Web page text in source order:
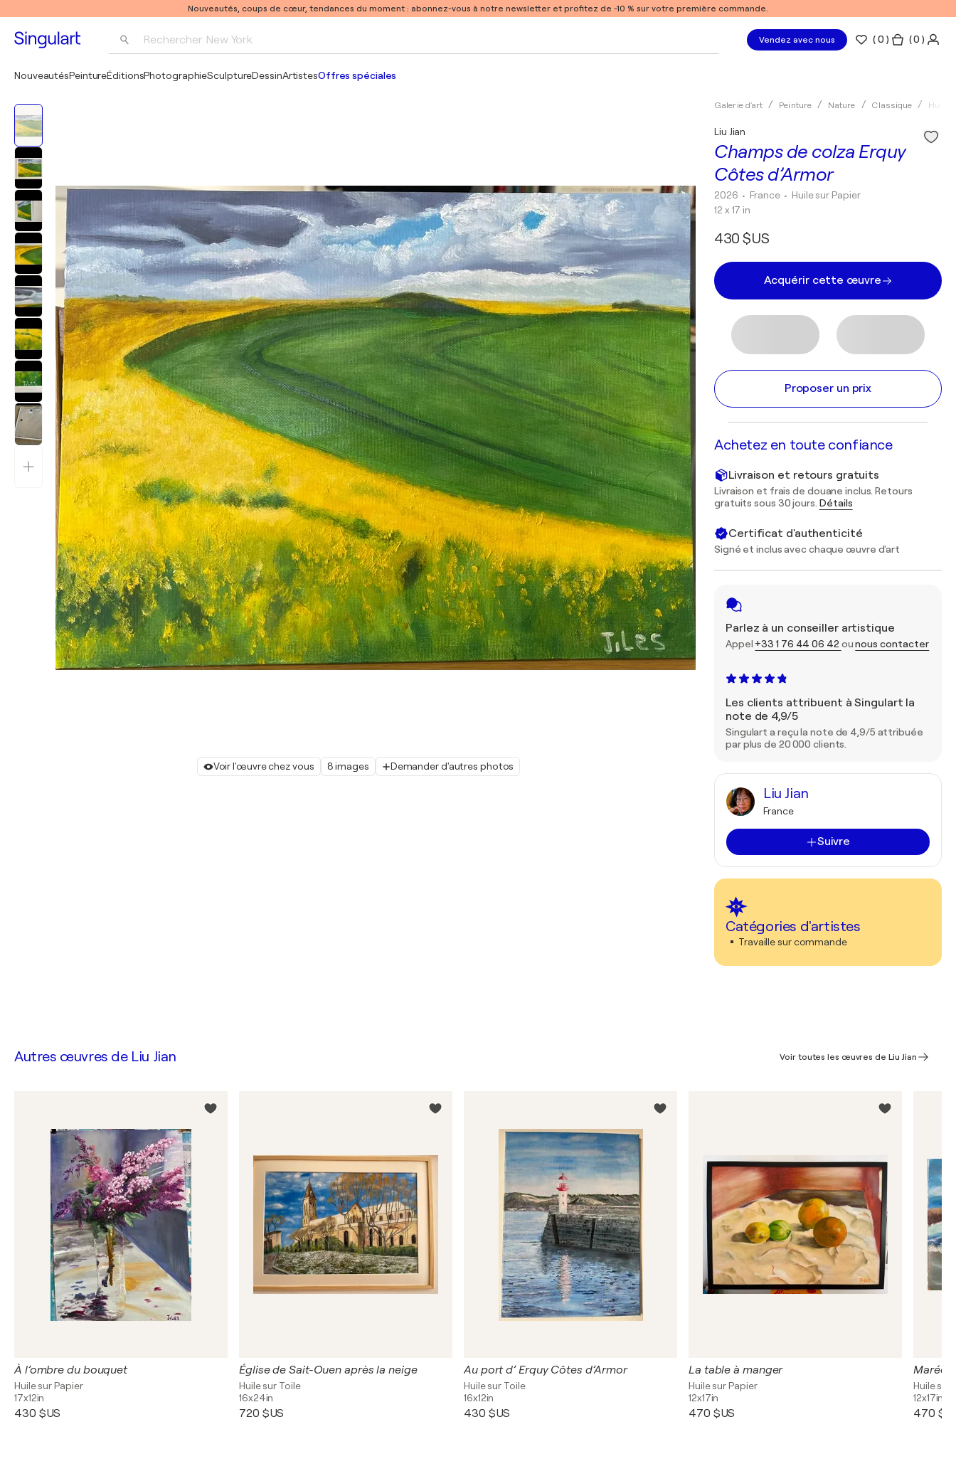
Nouveautés, coups de cœur, tendances du moment : abonnez-vous à notre newsletter et profitez de -10 % sur votre première commande.
Rechercher New York Vendez avec nous (0 ) ( 0 )
NouveautésPeintureÉditionsPhotographieSculptureDessinArtistesOffres spéciales
Voir l'œuvre chez vous 8 images Demander d'autres photos
Galerie d'art Peinture Nature Classique Huile
Champs de colza Erquy
Côtes d’Armor
Liu Jian
2026 • France • Huile sur Papier
12 x 17 in
430 $US
Acquérir cette œuvre
Proposer un prix
Achetez en toute confiance
Livraison et retours gratuits
Livraison et frais de douane inclus. Retours
gratuits sous 30 jours. Détails
Certificat d'authenticité
Signé et inclus avec chaque œuvre d'art
Parlez à un conseiller artistique
Appel +33 1 76 44 06 42 ounous contacter
Les clients attribuent à Singulart la
note de 4,9/5
Singulart a reçu la note de 4,9/5 attribuée
par plus de 20 000 clients.
Liu Jian
France
Suivre
Catégories d'artistes
Travaille sur commande
Autres œuvres de Liu Jian Voir toutes les œuvres de Liu Jian
À l’ombre du bouquet
Huile sur Papier
17x12in
430 $US
Église de Sait-Ouen après la neige
Huile sur Toile
16x24in
720 $US
Au port d’ Erquy Côtes d’Armor
Huile sur Toile
16x12in
430 $US
La table à manger
Huile sur Papier
12x17in
470 $US
Huile sur
12x17in
470